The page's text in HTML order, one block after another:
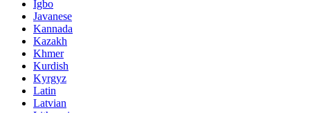
Igbo
Javanese
Kannada
Kazakh
Khmer
Kurdish
Kyrgyz
Latin
Latvian